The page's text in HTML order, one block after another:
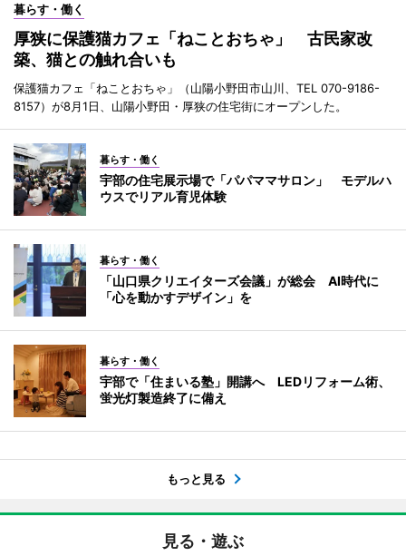
暮らす・働く
厚狭に保護猫カフェ「ねことおちゃ」 古民家改
築、猫との触れ合いも
保護猫カフェ「ねことおちゃ」（山陽小野田市山川、TEL 070-9186-
8157）が8月1日、山陽小野田・厚狭の住宅街にオープンした。
暮らす・働く
宇部の住宅展示場で「パパママサロン」 モデルハ
ウスでリアル育児体験
暮らす・働く
「山口県クリエイターズ会議」が総会 AI時代に
「心を動かすデザイン」を
暮らす・働く
宇部で「住まいる塾」開講へ LEDリフォーム術、
蛍光灯製造終了に備え
もっと見る
見る・遊ぶ